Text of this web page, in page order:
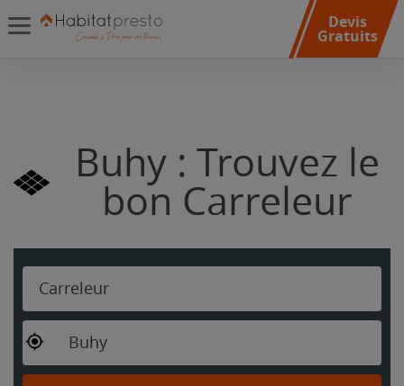
Devis
Gratuits
Buhy : Trouvez le
bon Carreleur
Carreleur
Buhy